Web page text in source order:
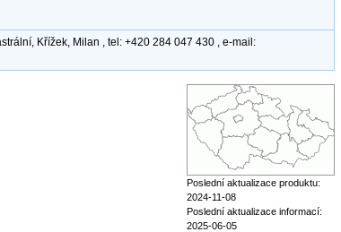
Křížek, Milan , tel: +420 284 047 430 , e-mail:
Poslední aktualizace produktu:
2024-11-08
Poslední aktualizace informací:
2025-06-05